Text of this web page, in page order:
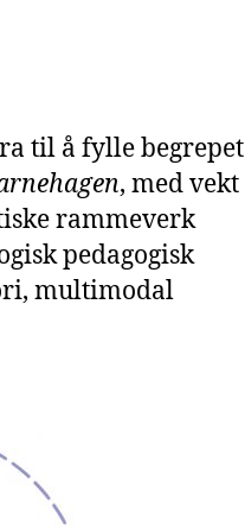
til å fylle begrepet
, med vekt
rammeverk
pedagogisk
multimodal